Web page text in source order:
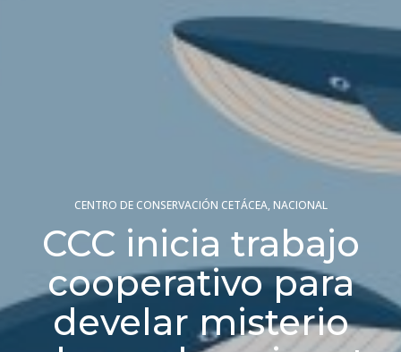
CENTRO DE CONSERVACIÓN CETÁCEA,NACIONAL
CCC inicia trabajo
cooperativo para
develar misterio